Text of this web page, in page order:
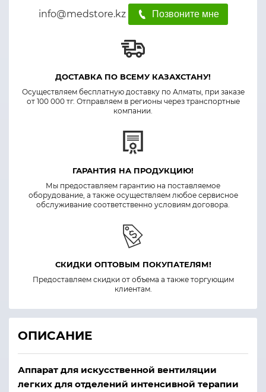
info@medstore.kz Позвоните мне
ДОСТАВКА ПО ВСЕМУ КАЗАХСТАНУ!
Осуществляем бесплатную доставку по Алматы, при заказе
от 100 000 тг. Отправляем в регионы через транспортные
компании.
ГАРАНТИЯ НА ПРОДУКЦИЮ!
Мы предоставляем гарантию на поставляемое
оборудование, а также осуществляем любое сервисное
обслуживание соответственно условиям договора.
СКИДКИ ОПТОВЫМ ПОКУПАТЕЛЯМ!
Предоставляем скидки от объема а также торгующим
клиентам.
ОПИСАНИЕ
Аппарат для искусственной вентиляции
легких для отделений интенсивной терапии